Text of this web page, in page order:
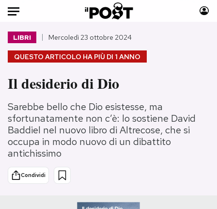
Auto
HOME
Italia
Politica
Tecnologia
Internet
Scienza
Economia
Consumismi
Storie/Idee
Ok Boomer!
QUESTO ARTICOLO HA PIÙ DI 1 ANNO
LIBRI Mercoledì 23 ottobre 2024
Il desiderio di Dio
Sarebbe bello che Dio esistesse, ma
sfortunatamente non c’è: lo sostiene David
Baddiel nel nuovo libro di Altrecose, che si
occupa in modo nuovo di un dibattito
antichissimo
Condividi